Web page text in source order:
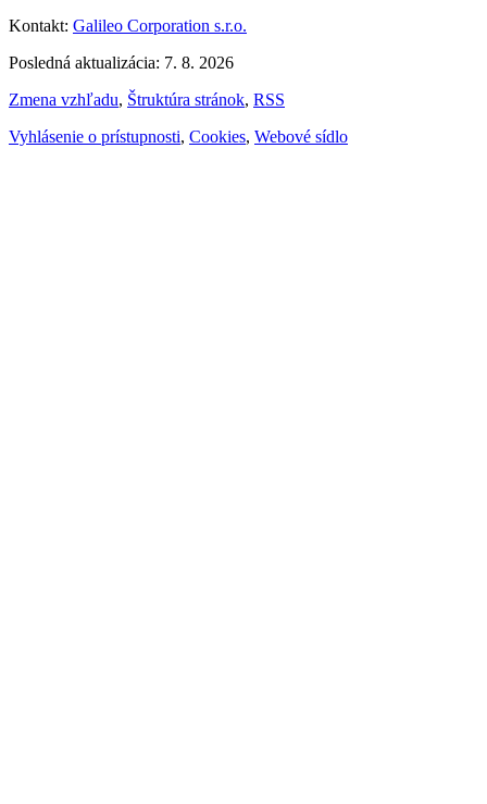
Kontakt: Galileo Corporation s.r.o.
Posledná aktualizácia: 7. 8. 2026
Zmena vzhľadu, Štruktúra stránok, RSS
Vyhlásenie o prístupnosti, Cookies, Webové sídlo